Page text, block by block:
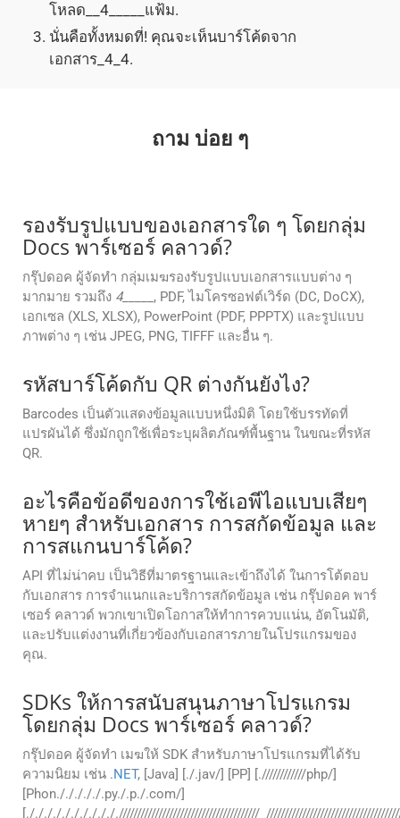
โหลด__4_____แฟ้ม.
นั่นคือทั้งหมดที่! คุณจะเห็นบาร์โค้ดจาก
เอกสาร_4_4.
ถาม บ่อย ๆ
รองรับรูปแบบของเอกสารใด ๆ โดยกลุ่ม
Docs พาร์เซอร์ คลาวด์?
กรุ๊ปดอค ผู้จัดทํา กลุ่มเมฆรองรับรูปแบบเอกสารแบบต่าง ๆ
มากมาย รวมถึง 4_____, PDF, ไมโครซอฟต์เวิร์ด (DC, DoCX),
เอกเซล (XLS, XLSX), PowerPoint (PDF, PPPTX) และรูปแบบ
ภาพต่าง ๆ เช่น JPEG, PNG, TIFFF และอื่น ๆ.
รหัสบาร์โค้ดกับ QR ต่างกันยังไง?
Barcodes เป็นตัวแสดงข้อมูลแบบหนึ่งมิติ โดยใช้บรรทัดที่
แปรผันได้ ซึ่งมักถูกใช้เพื่อระบุผลิตภัณฑ์พื้นฐาน ในขณะที่รหัส
QR.
อะไรคือข้อดีของการใช้เอพีไอแบบเสียๆ
หายๆ สําหรับเอกสาร การสกัดข้อมูล และ
การสแกนบาร์โค้ด?
API ที่ไม่น่าคบ เป็นวิธีที่มาตรฐานและเข้าถึงได้ ในการโต้ตอบ
กับเอกสาร การจําแนกและบริการสกัดข้อมูล เช่น กรุ๊ปดอค พาร์
เซอร์ คลาวด์ พวกเขาเปิดโอกาสให้ทําการควบแน่น, อัตโนมัติ,
และปรับแต่งงานที่เกี่ยวข้องกับเอกสารภายในโปรแกรมของ
คุณ.
SDKs ให้การสนับสนุนภาษาโปรแกรม
โดยกลุ่ม Docs พาร์เซอร์ คลาวด์?
กรุ๊ปดอค ผู้จัดทํา เมฆให้ SDK สําหรับภาษาโปรแกรมที่ได้รับ
ความนิยม เช่น .NET, [Java] [./.jav/] [PP] [.////////////php/]
[Phon./././././.py./.p./.com/]
[./././././././././././//////////////////////////////////////